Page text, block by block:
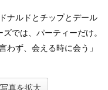
ナルドとチップとデール
では、パーティーだけ。
わず、会える時に会う」
写真を拡大